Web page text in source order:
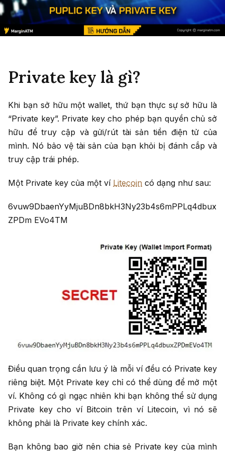
Private key là gì?
Khi bạn sở hữu một wallet, thứ bạn thực sự sở hữu là
“Private key”. Private key cho phép bạn quyền chủ sở
hữu để truy cập và gửi/rút tài sản tiền điện tử của
mình. Nó bảo vệ tài sản của bạn khỏi bị đánh cắp và
truy cập trái phép.
Một Private key của một ví Litecoin có dạng như sau:
6vuw9DbaenYyMjuBDn8bkH3Ny23b4s6mPPLq4dbux
ZPDm EVo4TM
Điều quan trọng cần lưu ý là mỗi ví đều có Private key
riêng biệt. Một Private key chỉ có thể dùng để mở một
ví. Không có gì ngạc nhiên khi bạn không thể sử dụng
Private key cho ví Bitcoin trên ví Litecoin, vì nó sẽ
không phải là Private key chính xác.
Bạn không bao giờ nên chia sẻ Private key của mình